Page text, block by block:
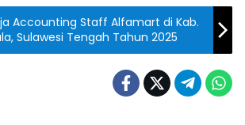
Accounting Staff Alfamart di Kab.
Sulawesi Tengah Tahun 2025